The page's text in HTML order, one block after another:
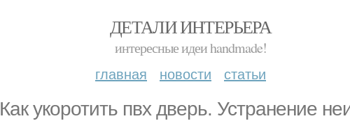
ДЕТАЛИ ИНТЕРЬЕРА
интересные идеи handmade!
главная новости статьи
Как укоротить пвх дверь. Устранение